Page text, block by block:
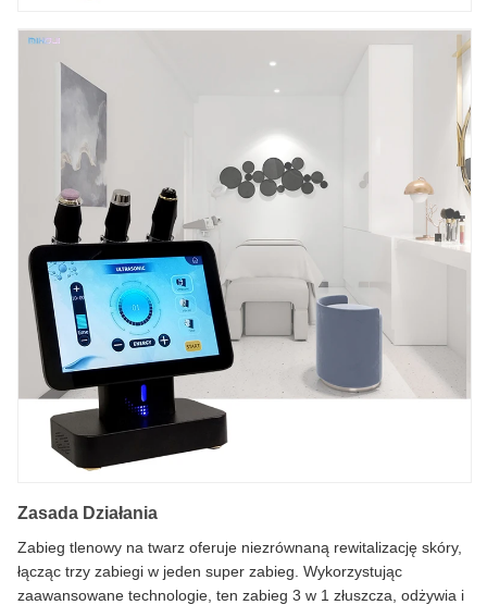
Zasada Działania
Zabieg tlenowy na twarz oferuje niezrównaną rewitalizację skóry,
łącząc trzy zabiegi w jeden super zabieg. Wykorzystując
zaawansowane technologie, ten zabieg 3 w 1 złuszcza, odżywia i